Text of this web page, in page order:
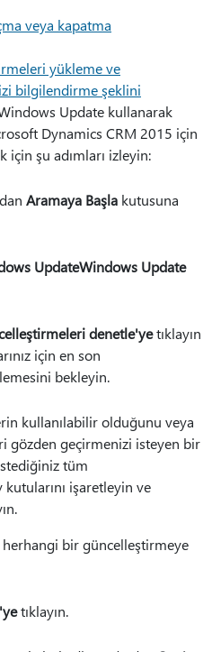
veya kapatma
yükleme ve
bilgilendirme şeklini
Update kullanarak
Dynamics CRM 2015 için
şu adımları izleyin:
Aramaya Başla kutusuna
UpdateWindows Update
denetle'yetıklayın
için en son
bekleyin.
kullanılabilir olduğunu veya
gözden geçirmenizi isteyen bir
tüm
işaretleyin ve
bir güncelleştirmeye
tıklayın.